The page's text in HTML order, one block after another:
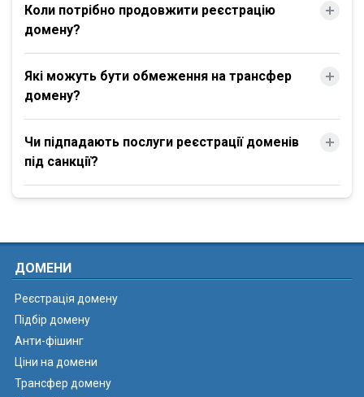
Коли потрібно продовжити реєстрацію
домену?
Які можуть бути обмеження на трансфер
домену?
Чи підпадають послуги реєстрації доменів
під санкції?
ДОМЕНИ
Реєстрація домену
Підбір домену
Анти-фішинг
Ціни на домени
Трансфер домену